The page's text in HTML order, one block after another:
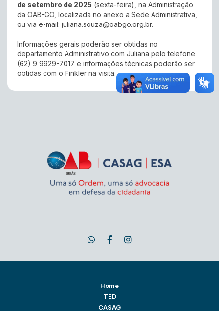
de setembro de 2025 (sexta-feira), na Administração
da OAB-GO, localizada no anexo a Sede Administrativa,
ou via e-mail: juliana.souza@oabgo.org.br.
Informações gerais poderão ser obtidas no
departamento Administrativo com Juliana pelo telefone
(62) 9 9929-7017 e informações técnicas poderão ser
obtidas com o Finkler na visita.
Home
TED
CASAG